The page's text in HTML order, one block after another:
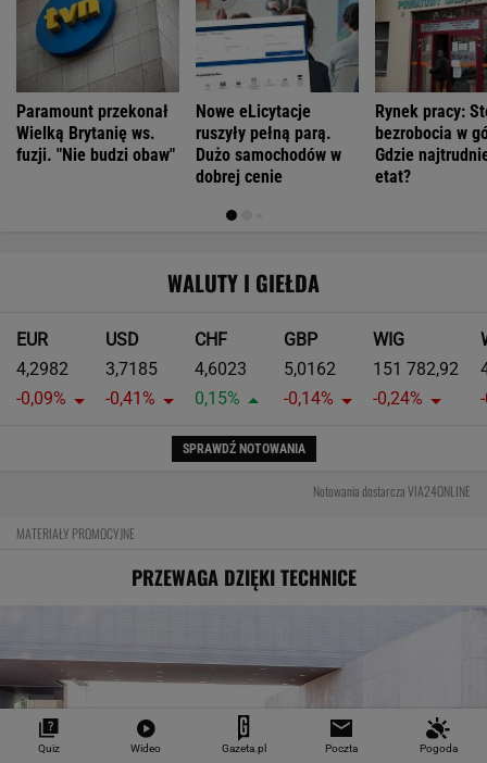
Paramount przekonał
Wielką Brytanię ws.
fuzji. "Nie budzi obaw"
Nowe eLicytacje
ruszyły pełną parą.
Dużo samochodów w
dobrej cenie
Rynek pracy:
bezrobocia w
Gdzie
etat?
WALUTY I GIEŁDA
EUR
4,2982
-0,09%
USD
3,7185
-0,41%
CHF
4,6023
0,15%
GBP
5,0162
-0,14%
WIG
151 782,92
-0,24%
SPRAWDŹ NOTOWANIA
Notowania dostarcza VIA24ONLINE
MATERIAŁY PROMOCYJNE
PRZEWAGA DZIĘKI TECHNICE
Quiz Wideo Gazeta.pl Poczta Pogoda